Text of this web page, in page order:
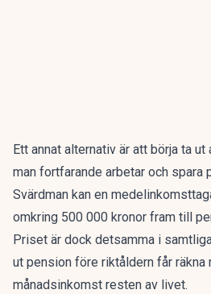
Ett annat alternativ är att börja ta
man fortfarande arbetar och spara
Svärdman kan en
omkring 500 000 kronor fram till
Priset är dock detsamma i
ut pension före riktåldern får räkna
månadsinkomst resten av livet.